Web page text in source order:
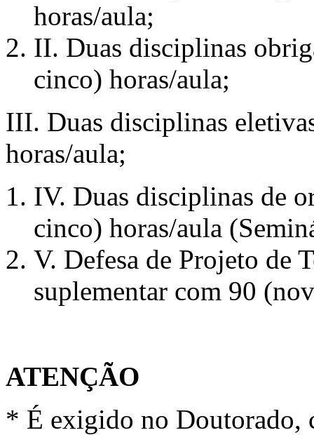
horas/aula;
II. Duas disciplinas
cinco) horas/aula;
III. Duas disciplinas
horas/aula;
IV. Duas disciplinas de
cinco) horas/aula
V. Defesa de Projeto de
suplementar com 90
ATENÇÃO
* É exigido no Doutorado,